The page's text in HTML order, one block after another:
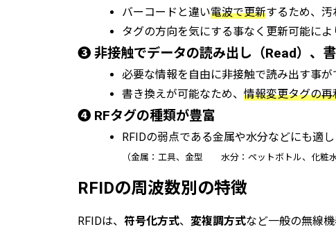
バーコードと違い電波で更新するため、汚
タグの方向を気にする事なく更新可能に
➌ 非接触でデータの読み出し（Read）、
必要な情報を自由に非接触で読み出す事が
書き換えが可能なため、 情報変更タグの再
➍ RFタグの種類が豊富
RFIDの弱点である金属や水分などにも適し
（金属：工具、金型 水分：ペットボトル、化粧
RFIDの周波数別の特徴
RFIDは、 符号化方式、 変複調方式など一般の無線